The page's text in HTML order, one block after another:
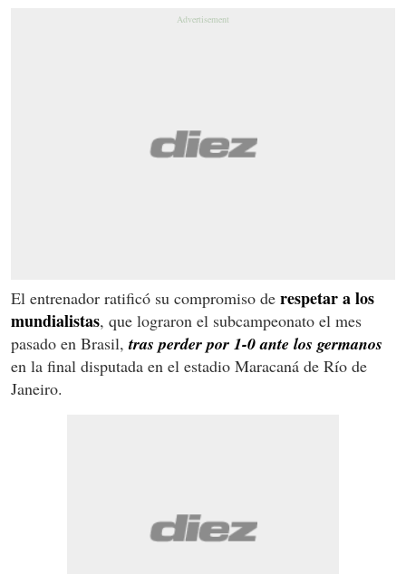
El entrenador ratificó su compromiso de respetar a los
mundialistas, que lograron el subcampeonato el mes
pasado en Brasil, tras perder por 1-0 ante los germanos
en la final disputada en el estadio Maracaná de Río de
Janeiro.